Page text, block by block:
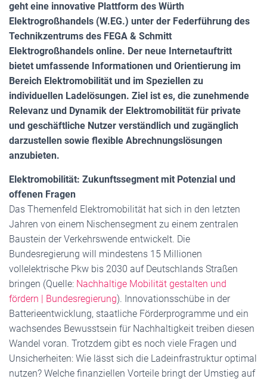
geht eine innovative Plattform des Würth
Elektrogroßhandels (W.EG.) unter der Federführung des
Technikzentrums des FEGA & Schmitt
Elektrogroßhandels online. Der neue Internetauftritt
bietet umfassende Informationen und Orientierung im
Bereich Elektromobilität und im Speziellen zu
individuellen Ladelösungen. Ziel ist es, die zunehmende
Relevanz und Dynamik der Elektromobilität für private
und geschäftliche Nutzer verständlich und zugänglich
darzustellen sowie flexible Abrechnungslösungen
anzubieten.
Elektromobilität: Zukunftssegment mit Potenzial und
offenen Fragen
Das Themenfeld Elektromobilität hat sich in den letzten
Jahren von einem Nischensegment zu einem zentralen
Baustein der Verkehrswende entwickelt. Die
Bundesregierung will mindestens 15 Millionen
vollelektrische Pkw bis 2030 auf Deutschlands Straßen
bringen (Quelle: Nachhaltige Mobilität gestalten und
fördern | Bundesregierung). Innovationsschübe in der
Batterieentwicklung, staatliche Förderprogramme und ein
wachsendes Bewusstsein für Nachhaltigkeit treiben diesen
Wandel voran. Trotzdem gibt es noch viele Fragen und
Unsicherheiten: Wie lässt sich die Ladeinfrastruktur optimal
nutzen? Welche finanziellen Vorteile bringt der Umstieg auf